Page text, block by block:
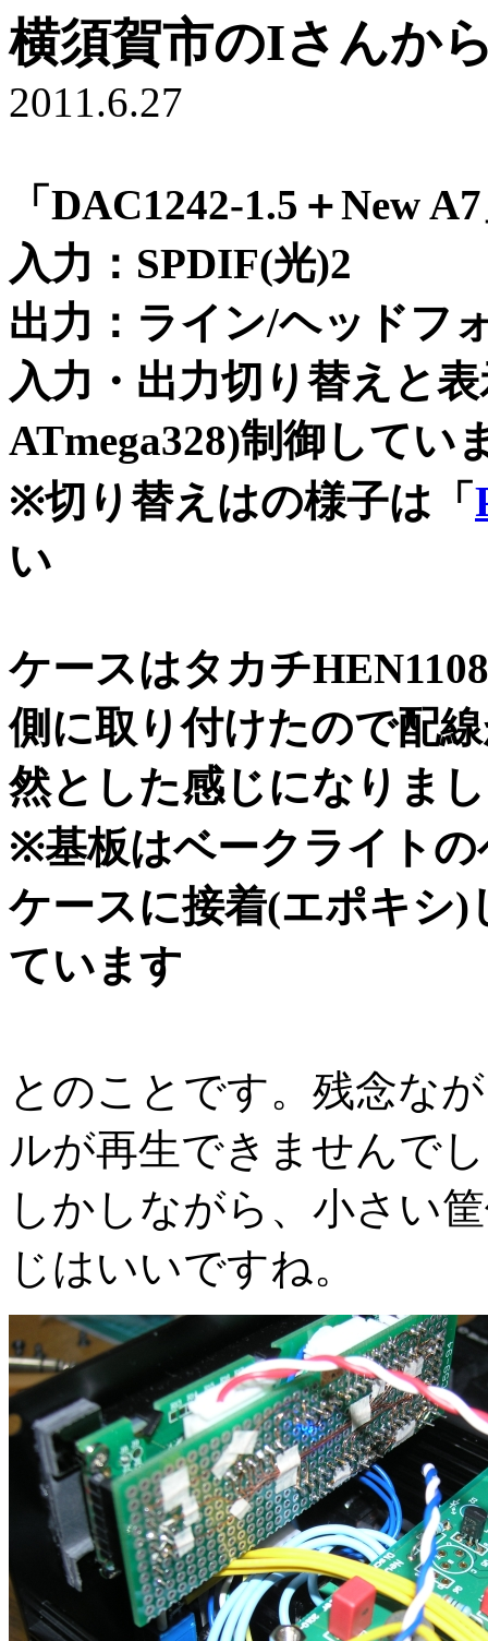
横須賀市のIさんか
2011.6.27
「DAC1242-1.5＋New
入力：SPDIF(光)2
出力：ライン/ヘッドフ
入力・出力切り替えと
ATmega328)制御してい
※切り替えはの様子は「
い
ケースはタカチ
側に取り付けたので配
然とした感じになりま
※基板はベークライト
ケースに接着(エポキシ)
ています
とのことです。残念な
ルが再生できませんで
しかしながら、小さい
じはいいですね。